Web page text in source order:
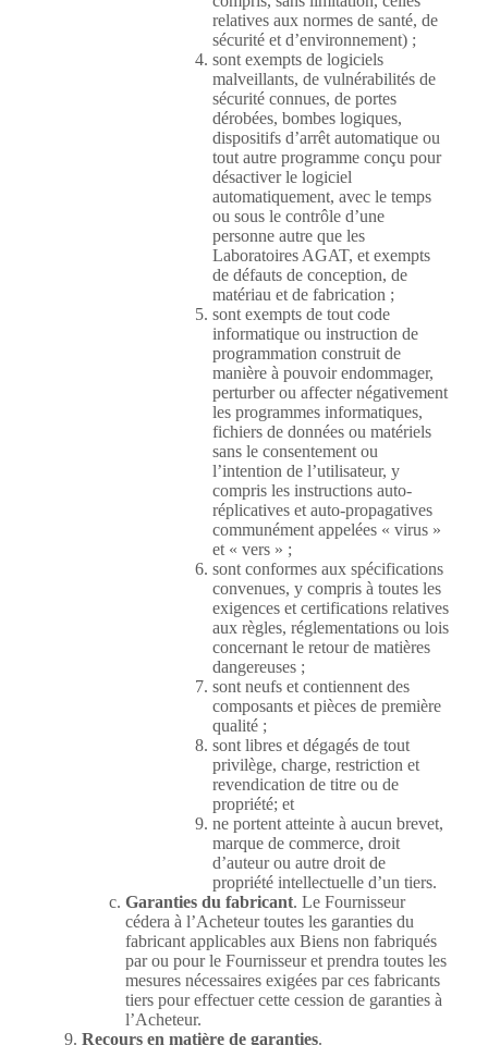
relatives aux normes de santé, de
sécurité et d’environnement) ;
sont exempts de logiciels
malveillants, de vulnérabilités de
sécurité connues, de portes
dérobées, bombes logiques,
dispositifs d’arrêt automatique ou
tout autre programme conçu pour
désactiver le logiciel
automatiquement, avec le temps
ou sous le contrôle d’une
personne autre que les
Laboratoires AGAT, et exempts
de défauts de conception, de
matériau et de fabrication ;
sont exempts de tout code
informatique ou instruction de
programmation construit de
manière à pouvoir endommager,
perturber ou affecter négativement
les programmes informatiques,
fichiers de données ou matériels
sans le consentement ou
l’intention de l’utilisateur, y
compris les instructions auto-
réplicatives et auto-propagatives
communément appelées « virus »
et « vers » ;
sont conformes aux spécifications
convenues, y compris à toutes les
exigences et certifications relatives
aux règles, réglementations ou lois
concernant le retour de matières
dangereuses ;
sont neufs et contiennent des
composants et pièces de première
qualité ;
sont libres et dégagés de tout
privilège, charge, restriction et
revendication de titre ou de
propriété; et
ne portent atteinte à aucun brevet,
marque de commerce, droit
d’auteur ou autre droit de
propriété intellectuelle d’un tiers.
Garanties du fabricant. Le Fournisseur
cédera à l’Acheteur toutes les garanties du
fabricant applicables aux Biens non fabriqués
par ou pour le Fournisseur et prendra toutes les
mesures nécessaires exigées par ces fabricants
tiers pour effectuer cette cession de garanties à
l’Acheteur.
Recours en matière de garanties.